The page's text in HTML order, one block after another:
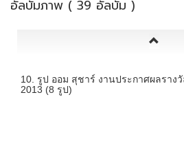
อัลบั้มภาพ ( 39 อัลบั้ม )
10. รูป ออม สุชาร์ งานประกาศผลราง
2013 (8 รูป)